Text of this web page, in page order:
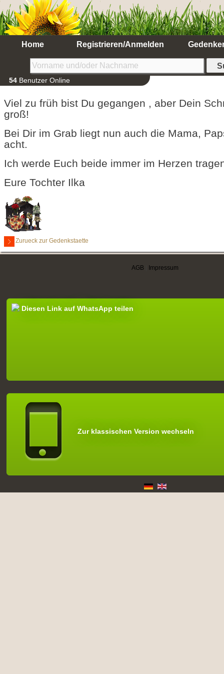
Home Registrieren/Anmelden
54 Benutzer Online
Viel zu früh bist Du gegangen , aber Dein
groß!
Bei Dir im Grab liegt nun auch die Mama,
acht.
Ich werde Euch beide immer im Herzen
Eure Tochter Ilka
Zurueck zur Gedenkstaette
AGB Impressum
Diesen Link auf WhatsApp teilen
Zur klassischen Version wechseln